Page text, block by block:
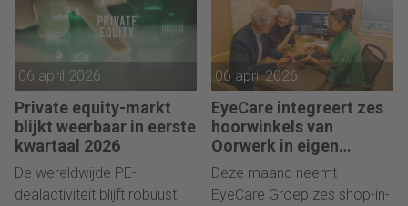
06 april 2026
Private equity-markt
blijkt weerbaar in eerste
kwartaal 2026
De wereldwijde PE-
dealactiviteit blijft robuust,
06 april 2026
EyeCare integreert zes
hoorwinkels van
Oorwerk in eigen
netwerk
Deze maand neemt
EyeCare Groep zes shop-in-